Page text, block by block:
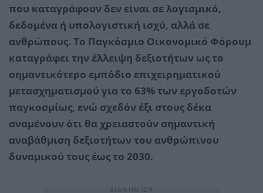
που καταγράφουν δεν είναι σε λογισμικό,
δεδομένα ή υπολογιστική ισχύ, αλλά σε
ανθρώπους. Το Παγκόσμιο Οικονομικό Φόρουμ
καταγράφει την έλλειψη δεξιοτήτων ως το
σημαντικότερο εμπόδιο επιχειρηματικού
μετασχηματισμού για το 63% των εργοδοτών
παγκοσμίως, ενώ σχεδόν έξι στους δέκα
αναμένουν ότι θα χρειαστούν σημαντική
αναβάθμιση δεξιοτήτων του ανθρώπινου
δυναμικού τους έως το 2030.